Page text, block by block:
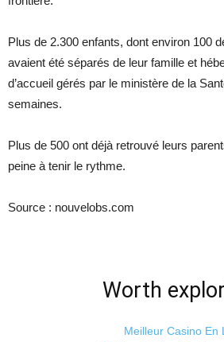
Plus de 2.300 enfants, dont environ 100
avaient été séparés de leur famille et
d’accueil gérés par le ministère de la
semaines.
Plus de 500 ont déjà retrouvé leurs
peine à tenir le rythme.
Source : nouvelobs.com
Worth
Meilleur Casino En